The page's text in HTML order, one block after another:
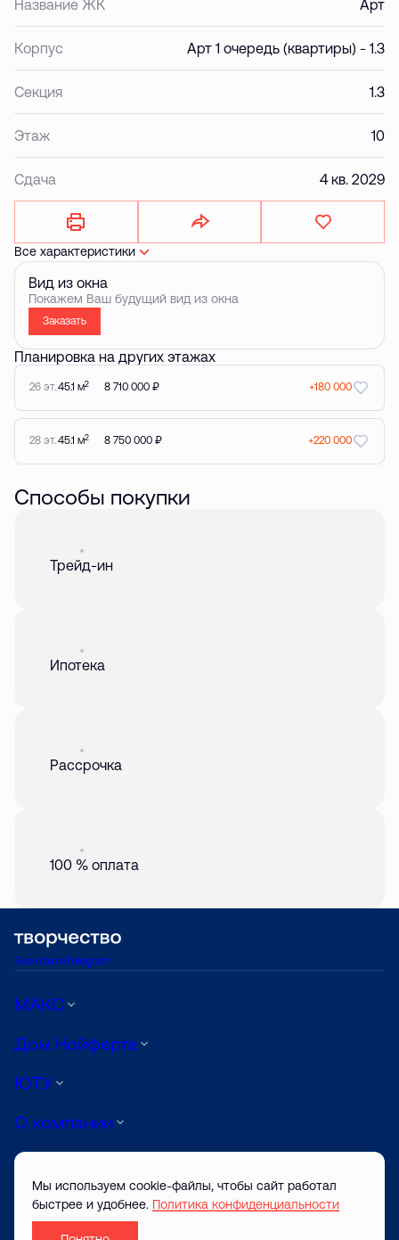
Название ЖК Арт
Корпус Арт 1 очередь (квартиры) - 1.3
Секция 1.3
Этаж 10
Сдача 4 кв. 2029
Все характеристики
Вид из окна
Покажем Ваш будущий вид из окна
Заказать
Планировка на других этажах
26 эт.45.1 м2 8 710 000 ₽ +180 000
28 эт.45.1 м2 8 750 000 ₽ +220 000
Способы покупки
Трейд-ин
Ипотека
Рассрочка
100 % оплата
ВконтактеTelegram
МАКС
Дом Нойферта
ЮТУ
О компании
Луиджи
АРТ
Мы используем cookie-файлы, чтобы сайт работал
быстрее и удобнее. Политика конфиденциальности